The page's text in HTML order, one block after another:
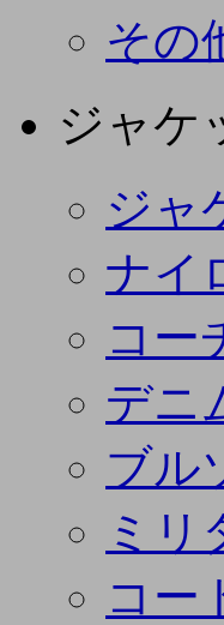
その
ジャケ
ジャ
ナイ
コー
デニ
ブル
ミリ
コー